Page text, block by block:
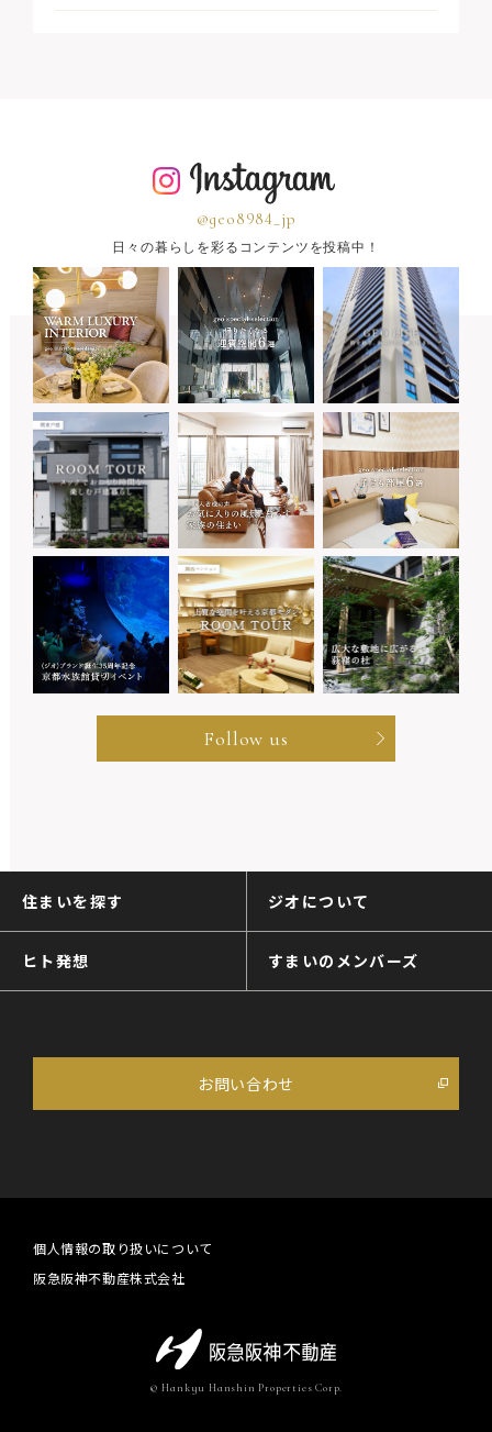
@geo8984_jp
日々の暮らしを彩るコンテンツを投稿中！
Follow us
住まいを探す ジオについて
ヒト発想 すまいのメンバーズ
お問い合わせ
© Hankyu Hanshin Properties Corp.
個人情報の取り扱いについて
阪急阪神不動産株式会社